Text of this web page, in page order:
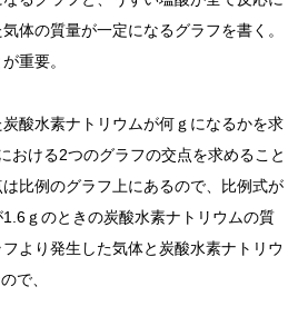
体の質量が一定になるグラフを書く。
重要。
酸水素ナトリウムが何ｇになるかを求
おける2つのグラフの交点を求めること
比例のグラフ上にあるので、比例式が
ｇのときの炭酸水素ナトリウムの質
より発生した気体と炭酸水素ナトリウ
で、